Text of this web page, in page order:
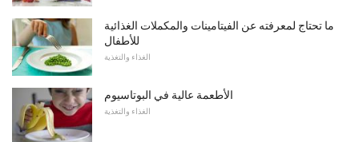
ما تحتاج لمعرفته عن الفيتامينات والمكملات الغذائية
للأطفال
الغذاء والتغذية
الأطعمة عالية في البوتاسيوم
الغذاء والتغذية